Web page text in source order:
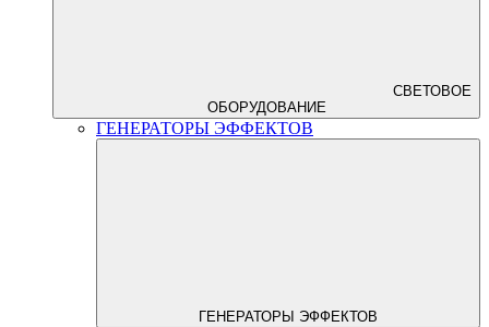
СВЕТОВОЕ
ОБОРУДОВАНИЕ
ГЕНЕРАТОРЫ ЭФФЕКТОВ
ГЕНЕРАТОРЫ ЭФФЕКТОВ